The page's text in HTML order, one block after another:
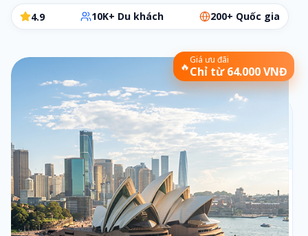
4.9 10K+ Du khách 200+ Quốc gia
🔥Giá ưu đãi
Chỉ từ 64.000 VNĐ
Chọn gói eSIM phù hợp
Các bước đơn giản để chọn đúng gói cần dùng
Bộ lọc: 1 ngày Theo ngày
1
Số ngày
1ngày